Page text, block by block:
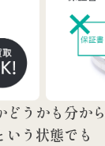
どうかも分か
いう状態でも